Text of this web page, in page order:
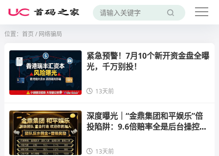
位置： 首页 / 网络骗局
紧急预警！7月10个新开资金盘全曝
光，千万别投！
13天前
深度曝光｜“金鼎集团和平娱乐”倍
投陷阱：9.6倍赔率全是后台操控，
13天前